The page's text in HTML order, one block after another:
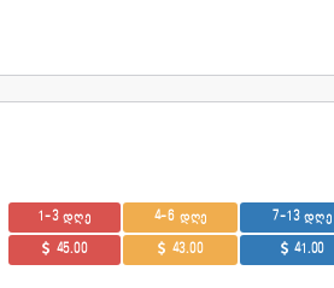
1-3 დღე 4-6 დღე 7-13 დღე
45.00 43.00 41.00